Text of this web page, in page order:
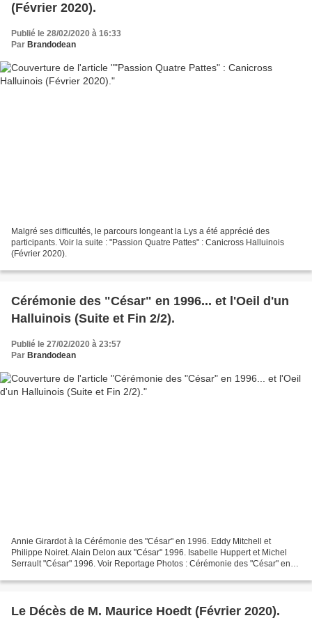
(Février 2020).
Publié le 28/02/2020 à 16:33
Par Brandodean
Malgré ses difficultés, le parcours longeant la Lys a été apprécié des
participants. Voir la suite : "Passion Quatre Pattes" : Canicross Halluinois
(Février 2020).
Cérémonie des "César" en 1996... et l'Oeil d'un
Halluinois (Suite et Fin 2/2).
Publié le 27/02/2020 à 23:57
Par Brandodean
Annie Girardot à la Cérémonie des "César" en 1996. Eddy Mitchell et
Philippe Noiret. Alain Delon aux "César" 1996. Isabelle Huppert et Michel
Serrault "César" 1996. Voir Reportage Photos : Cérémonie des "César" en
Le Décès de M. Maurice Hoedt (Février 2020).